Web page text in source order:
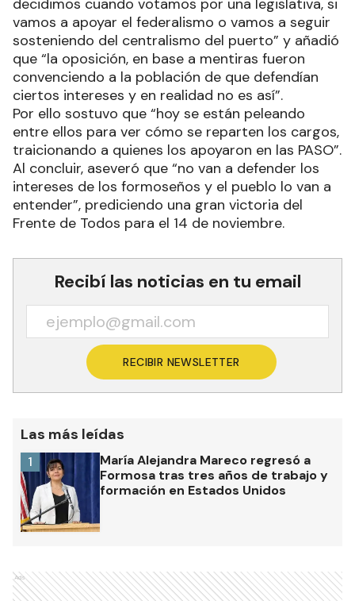
decidimos cuando votamos por una legislativa, si
vamos a apoyar el federalismo o vamos a seguir
sosteniendo del centralismo del puerto” y añadió
que “la oposición, en base a mentiras fueron
convenciendo a la población de que defendían
ciertos intereses y en realidad no es así”.
Por ello sostuvo que “hoy se están peleando
entre ellos para ver cómo se reparten los cargos,
traicionando a quienes los apoyaron en las PASO”.
Al concluir, aseveró que “no van a defender los
intereses de los formoseños y el pueblo lo van a
entender”, prediciendo una gran victoria del
Frente de Todos para el 14 de noviembre.
Recibí las noticias en tu email
RECIBIR NEWSLETTER
Las más leídas
María Alejandra Mareco regresó a
Formosa tras tres años de trabajo y
formación en Estados Unidos
1
Ads